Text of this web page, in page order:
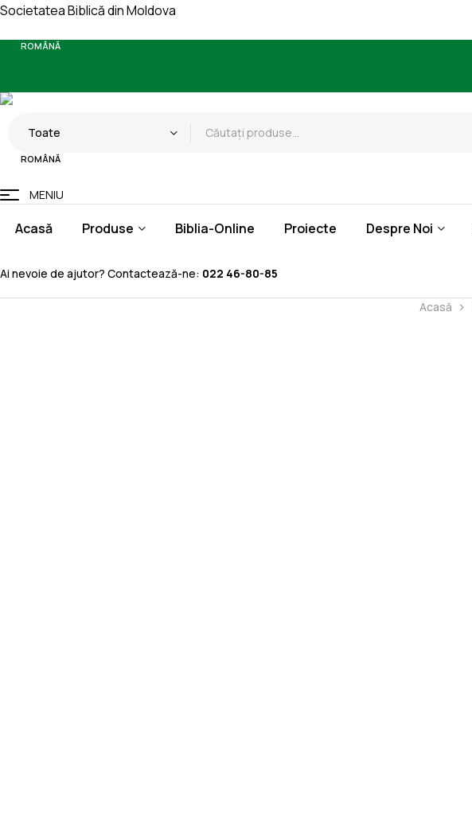
Societatea Biblică din Moldova
ROMÂNĂ
Toate
ROMÂNĂ
MENIU
Acasă Produse Biblia-Online Proiecte Despre Noi
Ai nevoie de ajutor? Contactează-ne: 022 46-80-85
Acasă